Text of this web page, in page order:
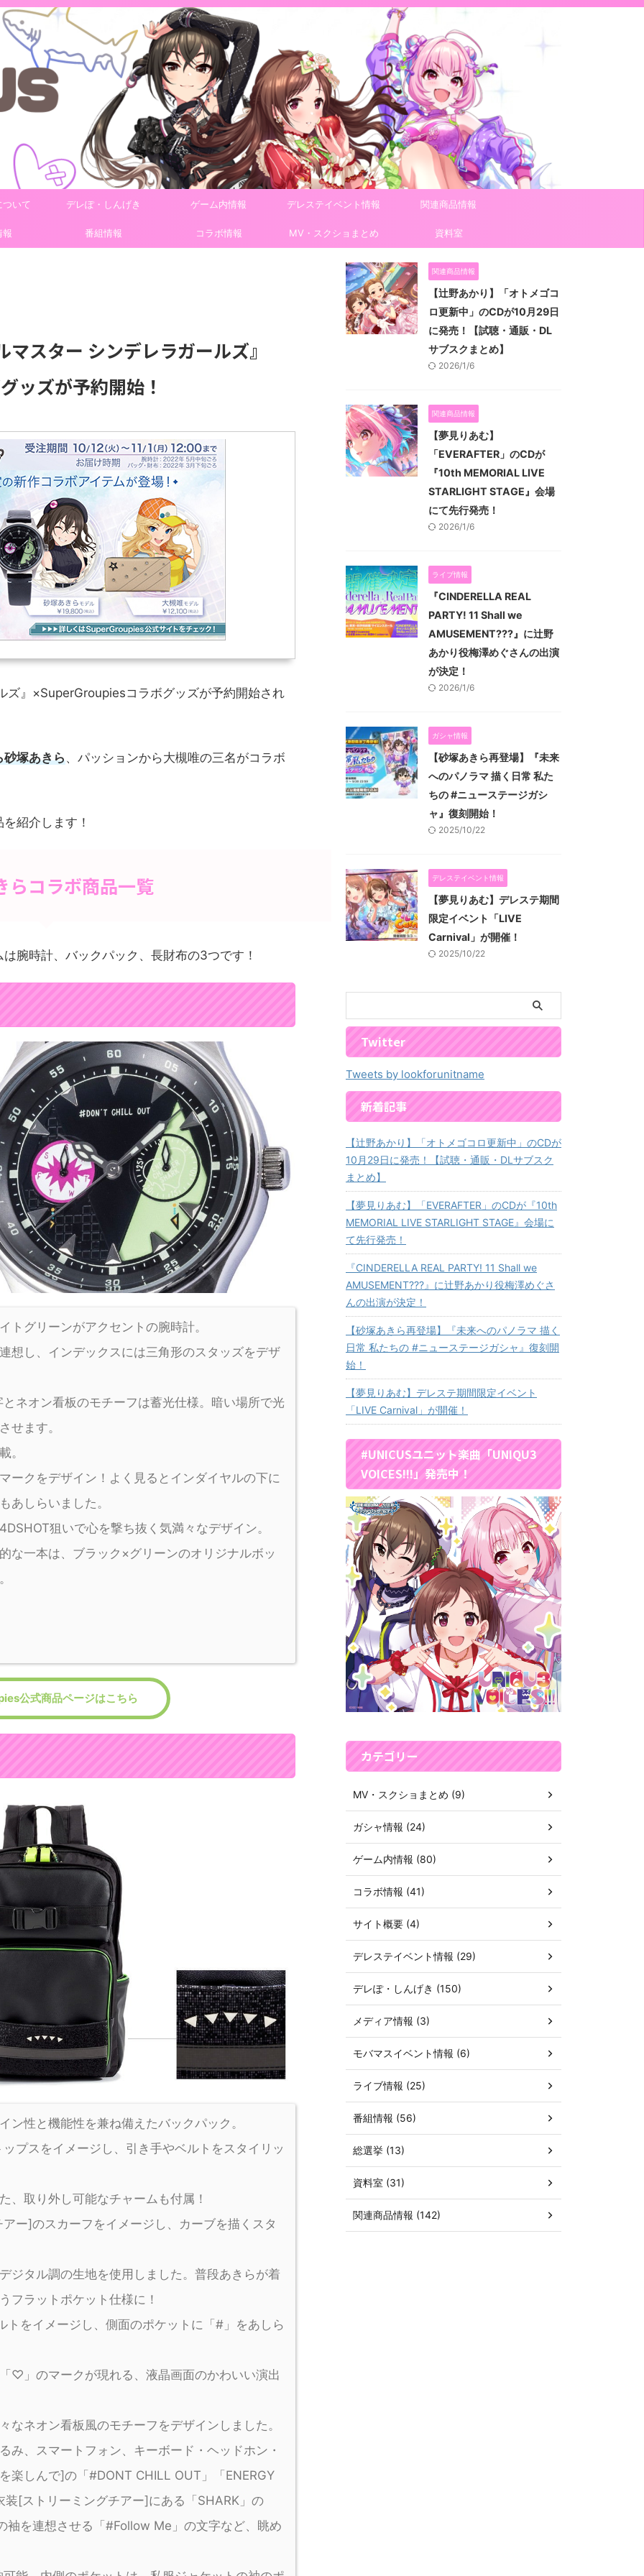
いて デレぽ・しんげき ゲーム内情報 デレステイベント情報 関連商品情報
報 番組情報 コラボ情報 MV・スクショまとめ 資料室
スター シンデレラガールズ』
ズが予約開始！
ズ』×SuperGroupiesコラボグッズが予約開始され
砂塚あきら、パッションから大槻唯の三名がコラボ
紹介します！
らコラボ商品一覧
腕時計、バックパック、長財布の3つです！
トグリーンがアクセントの腕時計。
想し、インデックスには三角形のスタッズをデザ
ネオン看板のモチーフは蓄光仕様。暗い場所で光
せます。
。
ークをデザイン！よく見るとインダイヤルの下に
あしらいました。
狙いで心を撃ち抜く気満々なデザイン。
な一本は、ブラック×グリーンのオリジナルボッ
公式商品ページはこちら
ン性と機能性を兼ね備えたバックパック。
プスをイメージし、引き手やベルトをスタイリッ
、取り外し可能なチャームも付属！
ー]のスカーフをイメージし、カーブを描くスタ
ジタル調の生地を使用しました。普段あきらが着
フラットポケット仕様に！
トをイメージし、側面のポケットに「#」をあしら
♡」のマークが現れる、液晶画面のかわいい演出
なネオン看板風のモチーフをデザインしました。
み、スマートフォン、キーボード・ヘッドホン・
楽しんで]の「#DONT CHILL OUT」「ENERGY
装[ストリーミングチアー]にある「SHARK」の
袖を連想させる「#Follow Me」の文字など、眺め
関連商品情報
【辻野あかり】「オトメゴコ
ロ更新中」のCDが10月29日
に発売！【試聴・通販・DL
サブスクまとめ】
2026/1/6
関連商品情報
【夢見りあむ】
「EVERAFTER」のCDが
『10th MEMORIAL LIVE
STARLIGHT STAGE』会場
にて先行発売！
2026/1/6
ライブ情報
『CINDERELLA REAL
PARTY! 11 Shall we
AMUSEMENT???』に辻野
あかり役梅澤めぐさんの出演
が決定！
2026/1/6
ガシャ情報
【砂塚あきら再登場】『未来
へのパノラマ 描く日常 私た
ちの #ニューステージガシ
ャ』復刻開始！
2025/10/22
デレステイベント情報
【夢見りあむ】デレステ期間
限定イベント「LIVE
Carnival」が開催！
2025/10/22
Twitter
Tweets by lookforunitname
新着記事
【辻野あかり】「オトメゴコロ更新中」のCDが
10月29日に発売！【試聴・通販・DLサブスク
まとめ】
【夢見りあむ】「EVERAFTER」のCDが『10th
MEMORIAL LIVE STARLIGHT STAGE』会場に
て先行発売！
『CINDERELLA REAL PARTY! 11 Shall we
AMUSEMENT???』に辻野あかり役梅澤めぐさ
んの出演が決定！
【砂塚あきら再登場】『未来へのパノラマ 描く
日常 私たちの #ニューステージガシャ』復刻開
始！
【夢見りあむ】デレステ期間限定イベント
「LIVE Carnival」が開催！
#UNICUSユニット楽曲「UNIQU3
VOICES!!!」発売中！
カテゴリー
MV・スクショまとめ (9)
ガシャ情報 (24)
ゲーム内情報 (80)
コラボ情報 (41)
サイト概要 (4)
デレステイベント情報 (29)
デレぽ・しんげき (150)
メディア情報 (3)
モバマスイベント情報 (6)
ライブ情報 (25)
番組情報 (56)
総選挙 (13)
資料室 (31)
関連商品情報 (142)